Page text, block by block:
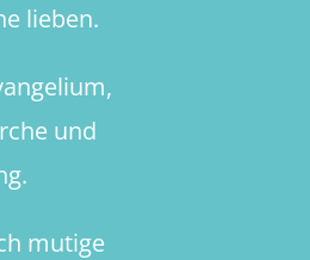
lieben.
und
mutige